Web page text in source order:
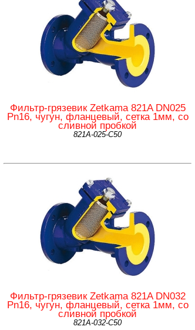
Фильтр-грязевик Zetkama 821A DN025
Pn16, чугун, фланцевый, сетка 1мм, со
сливной пробкой
821А-025-С50
Фильтр-грязевик Zetkama 821A DN032
Pn16, чугун, фланцевый, сетка 1мм, со
сливной пробкой
821А-032-С50